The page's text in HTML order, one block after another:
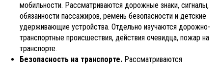
мобильности. Рассматриваются дорожные знаки, сигналы,
обязанности пассажиров, ремень безопасности и детские
удерживающие устройства. Отдельно изучаются дорожно-
транспортные происшествия, действия очевидца, пожар на
транспорте.
Безопасность на транспорте. Рассматриваются